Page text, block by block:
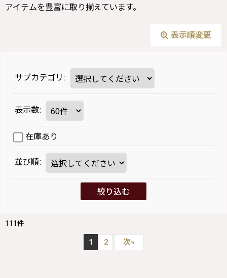
アイテムを豊富に取り揃えています。
表示順変更
サブカテゴリ :
表示数:
在庫あり
並び順:
絞り込む
111件
1 2 次»